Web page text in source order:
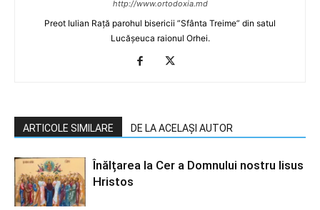
http://www.ortodoxia.md
Preot Iulian Rață parohul bisericii ”Sfânta Treime” din satul
Lucășeuca raionul Orhei.
ARTICOLE SIMILARE DE LA ACELAȘI AUTOR
Înălțarea la Cer a Domnului nostru Iisus
Hristos